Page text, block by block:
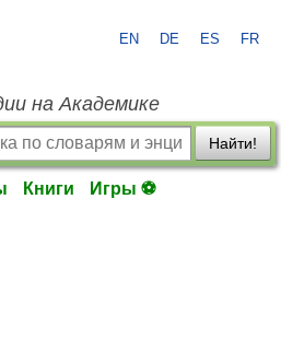
EN DE ES FR
на Академике
Найти!
Книги Игры ⚽